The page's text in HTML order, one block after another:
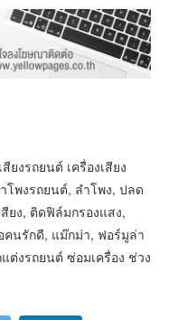
ยงรถยนต์ เครื่องเสียง
โพงรถยนต์, ลำโพง, ปลด
ยง, ติดฟิล์มกรองแสง,
คนรักดี, แม๊กม่า, ฟอร์มูล่า
งรถยนต์ ซ่อมเครื่อง ช่วง